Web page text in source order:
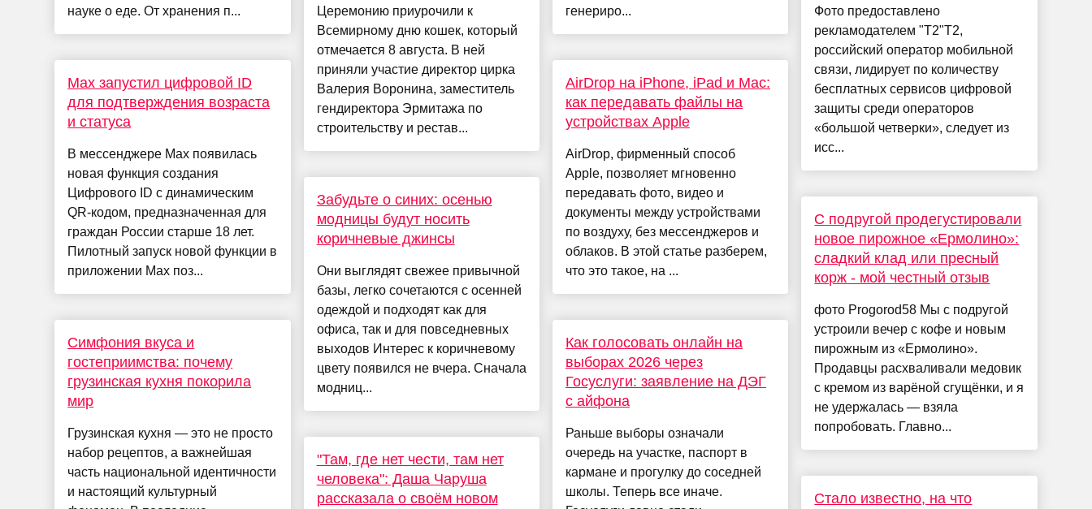
науке о еде. От хранения п...
Мax запустил цифровой ID
для подтверждения возраста
и статуса
В мессенджере Мax появилась
новая функция создания
Цифрового ID с динамическим
QR-кодом, предназначенная для
граждан России старше 18 лет.
Пилотный запуск новой функции в
приложении Мax поз...
Симфония вкуса и
гостеприимства: почему
грузинская кухня покорила
мир
Грузинская кухня — это не просто
набор рецептов, а важнейшая
часть национальной идентичности
и настоящий культурный
Церемонию приурочили к
Всемирному дню кошек, который
отмечается 8 августа. В ней
приняли участие директор цирка
Валерия Воронина, заместитель
гендиректора Эрмитажа по
строительству и рестав...
Забудьте о синих: осенью
модницы будут носить
коричневые джинсы
Они выглядят свежее привычной
базы, легко сочетаются с осенней
одеждой и подходят как для
офиса, так и для повседневных
выходов Интерес к коричневому
цвету появился не вчера. Сначала
модниц...
"Там, где нет чести, там нет
человека": Даша Чаруша
рассказала о своём новом
генериро...
AirDrop на iPhone, iPad и Mac:
как передавать файлы на
устройствах Apple
AirDrop, фирменный способ
Apple, позволяет мгновенно
передавать фото, видео и
документы между устройствами
по воздуху, без мессенджеров и
облаков. В этой статье разберем,
что это такое, на ...
Как голосовать онлайн на
выборах 2026 через
Госуслуги: заявление на ДЭГ
с айфона
Раньше выборы означали
очередь на участке, паспорт в
кармане и прогулку до соседней
школы. Теперь все иначе.
Фото предоставлено
рекламодателем "Т2"T2,
российский оператор мобильной
связи, лидирует по количеству
бесплатных сервисов цифровой
защиты среди операторов
«большой четверки», следует из
исс...
С подругой продегустировали
новое пирожное «Ермолино»:
сладкий клад или пресный
корж - мой честный отзыв
фото Progorod58 Мы с подругой
устроили вечер с кофе и новым
пирожным из «Ермолино».
Продавцы расхваливали медовик
с кремом из варёной сгущёнки, и я
не удержалась — взяла
попробовать. Главно...
Стало известно, на что